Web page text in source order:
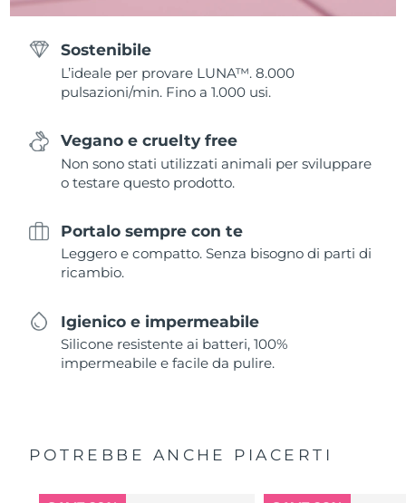
Sostenibile
L’ideale per provare LUNA™. 8.000
pulsazioni/min. Fino a 1.000 usi.
Vegano e cruelty free
Non sono stati utilizzati animali per sviluppare
o testare questo prodotto.
Portalo sempre con te
Leggero e compatto. Senza bisogno di parti di
ricambio.
Igienico e impermeabile
Silicone resistente ai batteri, 100%
impermeabile e facile da pulire.
POTREBBE ANCHE PIACERTI